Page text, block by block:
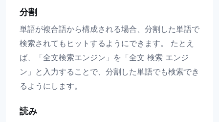
分割
単語が複合語から構成される場合、分割した単語で
検索されてもヒットするようにできます。 たとえ
ば、「全文検索エンジン」を「全文 検索 エンジ
ン」と入力することで、分割した単語でも検索でき
るようにします。
読み